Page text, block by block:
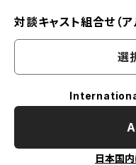
対談キャスト組合せ（ア
選
日本国